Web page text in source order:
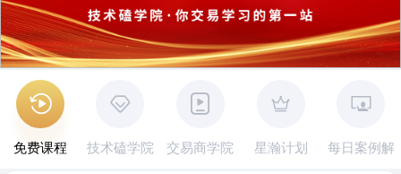
免费课程 技术磕学院 交易商学院 星瀚计划 每日案例解